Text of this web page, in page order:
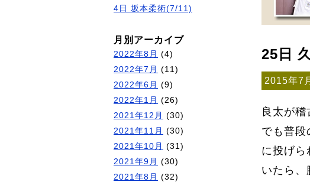
25日
2015年7
良太が
でも普段
に投げ
いたら、
4日 坂本柔術(7/11)
月別アーカイブ
2022年8月
(4)
2022年7月
(11)
2022年6月
(9)
2022年1月
(26)
2021年12月
(30)
2021年11月
(30)
2021年10月
(31)
2021年9月
(30)
2021年8月
(32)